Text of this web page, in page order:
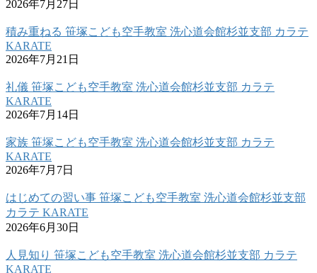
2026年7月27日
積み重ねる 笹塚こども空手教室 洗心道会館杉並支部 カラテ
KARATE
2026年7月21日
礼儀 笹塚こども空手教室 洗心道会館杉並支部 カラテ
KARATE
2026年7月14日
家族 笹塚こども空手教室 洗心道会館杉並支部 カラテ
KARATE
2026年7月7日
はじめての習い事 笹塚こども空手教室 洗心道会館杉並支部
カラテ KARATE
2026年6月30日
人見知り 笹塚こども空手教室 洗心道会館杉並支部 カラテ
KARATE